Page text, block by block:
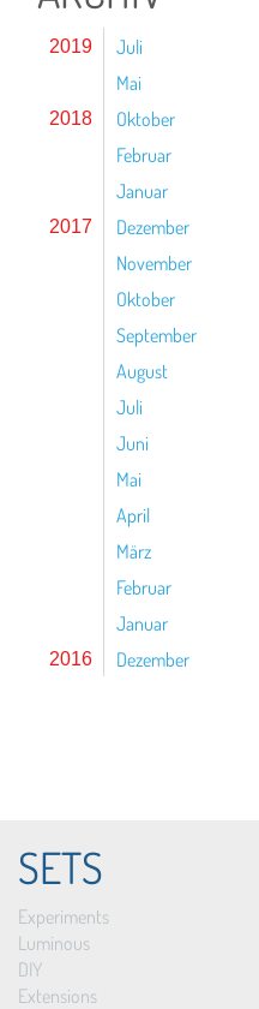
2019
Juli
Mai
2018
Oktober
Februar
Januar
2017
Dezember
November
Oktober
September
August
Juli
Juni
Mai
April
März
Februar
Januar
2016 Dezember
SETS
Experiments
Luminous
DIY
Extensions